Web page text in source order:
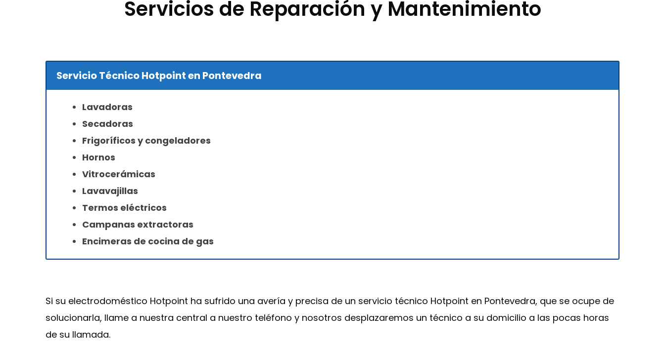
Servicios de Reparación y Mantenimiento
Servicio Técnico Hotpoint en Pontevedra
Lavadoras
Secadoras
Frigoríficos y congeladores
Hornos
Vitrocerámicas
Lavavajillas
Termos eléctricos
Campanas extractoras
Encimeras de cocina de gas
Si su electrodoméstico Hotpoint ha sufrido una avería y precisa de un servicio técnico Hotpoint en Pontevedra, que se ocupe de
solucionarla, llame a nuestra central a nuestro teléfono y nosotros desplazaremos un técnico a su domicilio a las pocas horas
de su llamada.